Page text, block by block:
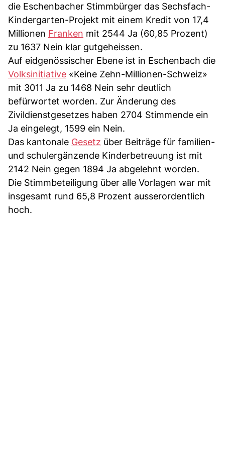
die Eschenbacher Stimmbürger das Sechsfach-
Kindergarten-Projekt mit einem Kredit von 17,4
Millionen Franken mit 2544 Ja (60,85 Prozent)
zu 1637 Nein klar gutgeheissen.
Auf eidgenössischer Ebene ist in Eschenbach die
Volksinitiative «Keine Zehn-Millionen-Schweiz»
mit 3011 Ja zu 1468 Nein sehr deutlich
befürwortet worden. Zur Änderung des
Zivildienstgesetzes haben 2704 Stimmende ein
Ja eingelegt, 1599 ein Nein.
Das kantonale Gesetz über Beiträge für familien-
und schulergänzende Kinderbetreuung ist mit
2142 Nein gegen 1894 Ja abgelehnt worden.
Die Stimmbeteiligung über alle Vorlagen war mit
insgesamt rund 65,8 Prozent ausserordentlich
hoch.